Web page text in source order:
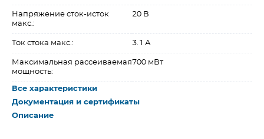
Напряжение сток-исток
макс.:
20 В
Ток стока макс.: 3.1 А
Максимальная рассеиваемая
мощность:
700 мВт
Все характеристики
Документация и сертификаты
Описание